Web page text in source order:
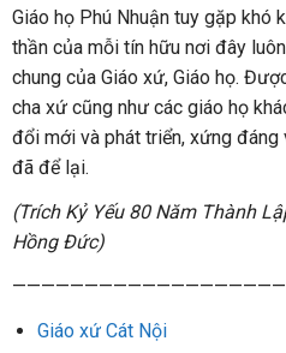
Giáo họ Phú Nhuận tuy gặp khó
thần của mỗi tín hữu nơi đây
chung của Giáo xứ, Giáo họ.
cha xứ cũng như các giáo họ
đổi mới và phát triển, xứng
đã để lại.
(Trích Kỷ Yếu 80 Năm Thành
Hồng Đức)
Giáo xứ Cát Nội